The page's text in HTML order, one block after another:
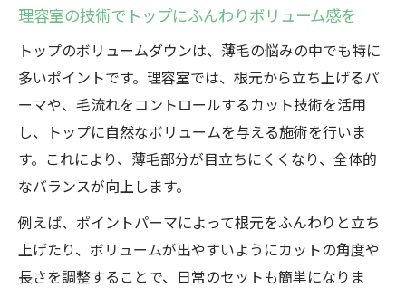
理容室のボリュームアップ施術の流れとポ
男性専用の理容室で薄毛の悩みを相談しよ
う
理容室で叶える薄毛男性向けヘアスタイル
提案
ペタンとなる髪に悩む方に理容室がおすすめな
理由
理容室のカットでペタンとした髪にハリを
与える
理容室の技術でトップにふんわりボリューム感を
トップのボリュームダウンは、薄毛の悩みの中でも特に
多いポイントです。理容室では、根元から立ち上げるパ
ーマや、毛流れをコントロールするカット技術を活用
し、トップに自然なボリュームを与える施術を行いま
す。これにより、薄毛部分が目立ちにくくなり、全体的
なバランスが向上します。
例えば、ポイントパーマによって根元をふんわりと立ち
上げたり、ボリュームが出やすいようにカットの角度や
長さを調整することで、日常のセットも簡単になりま